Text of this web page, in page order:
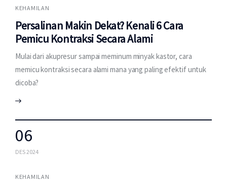
KEHAMILAN
Persalinan Makin Dekat? Kenali 6 Cara
Pemicu Kontraksi Secara Alami
Mulai dari akupresur sampai meminum minyak kastor, cara
memicu kontraksi secara alami mana yang paling efektif untuk
dicoba?
06
DES 2024
KEHAMILAN